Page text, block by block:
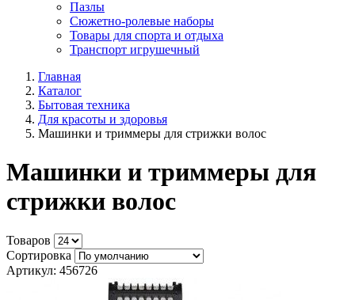
Пазлы
Сюжетно-ролевые наборы
Товары для спорта и отдыха
Транспорт игрушечный
Главная
Каталог
Бытовая техника
Для красоты и здоровья
Машинки и триммеры для стрижки волос
Машинки и триммеры для
стрижки волос
Товаров
Сортировка
Артикул: 456726